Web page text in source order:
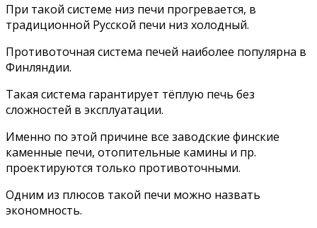
При такой системе низ печи прогревается, в
традиционной Русской печи низ холодный.
Противоточная система печей наиболее популярна в
Финляндии.
Такая система гарантирует тёплую печь без
сложностей в эксплуатации.
Именно по этой причине все заводские финские
каменные печи, отопительные камины и пр.
проектируются только противоточными.
Одним из плюсов такой печи можно назвать
экономность.